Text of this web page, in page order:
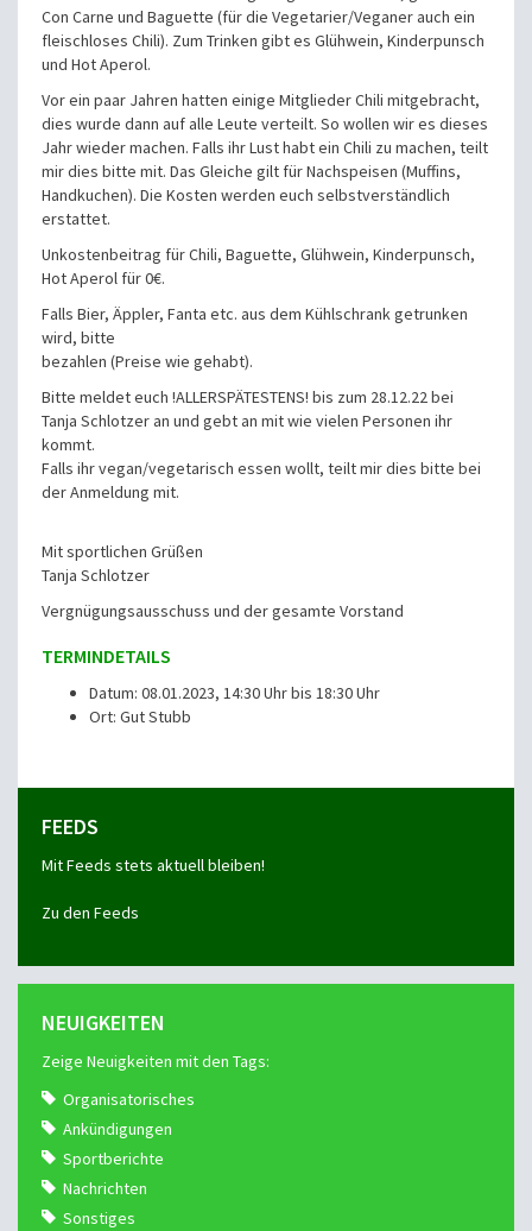
Con Carne und Baguette (für die Vegetarier/Veganer auch ein
fleischloses Chili). Zum Trinken gibt es Glühwein, Kinderpunsch
und Hot Aperol.
Vor ein paar Jahren hatten einige Mitglieder Chili mitgebracht,
dies wurde dann auf alle Leute verteilt. So wollen wir es dieses
Jahr wieder machen. Falls ihr Lust habt ein Chili zu machen, teilt
mir dies bitte mit. Das Gleiche gilt für Nachspeisen (Muffins,
Handkuchen). Die Kosten werden euch selbstverständlich
erstattet.
Unkostenbeitrag für Chili, Baguette, Glühwein, Kinderpunsch,
Hot Aperol für 0€.
Falls Bier, Äppler, Fanta etc. aus dem Kühlschrank getrunken
wird, bitte
bezahlen (Preise wie gehabt).
Bitte meldet euch !ALLERSPÄTESTENS! bis zum 28.12.22 bei
Tanja Schlotzer an und gebt an mit wie vielen Personen ihr
kommt.
Falls ihr vegan/vegetarisch essen wollt, teilt mir dies bitte bei
der Anmeldung mit.
Mit sportlichen Grüßen
Tanja Schlotzer
Vergnügungsausschuss und der gesamte Vorstand
TERMINDETAILS
Datum: 08.01.2023, 14:30 Uhr bis 18:30 Uhr
Ort: Gut Stubb
FEEDS
Mit Feeds stets aktuell bleiben!
Zu den Feeds
NEUIGKEITEN
Zeige Neuigkeiten mit den Tags:
Organisatorisches
Ankündigungen
Sportberichte
Nachrichten
Sonstiges